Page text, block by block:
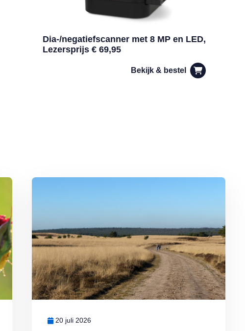
Dia-/negatiefscanner met 8 MP en LED,
Lezersprijs € 69,95
Bekijk & bestel
20 juli 2026
Lees meer over Ontdek Nederland: mooie fietspaden en